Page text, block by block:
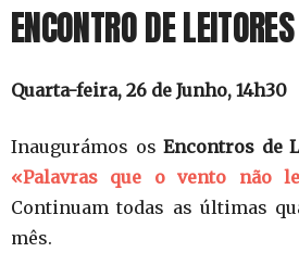
ENCONTRO DE LEITORES
Quarta-feira, 26 de Junho, 14h30
Inaugurámos os Encontros de
«Palavras que o vento não
Continuam todas as últimas
mês.